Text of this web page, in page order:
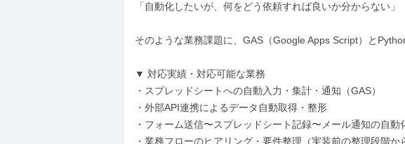
「自動化したいが、何をどう依頼すれば良いか分からない」
そのような業務課題に、GAS（Google Apps Script）と
▼ 対応実績・対応可能な業務
・スプレッドシートへの自動入力・集計・通知（GAS）
・外部API連携によるデータ自動取得・整形
・フォーム送信〜スプレッドシート記録〜メール通知の自動
・業務フローのヒアリング・要件整理（実装前の整理段階か